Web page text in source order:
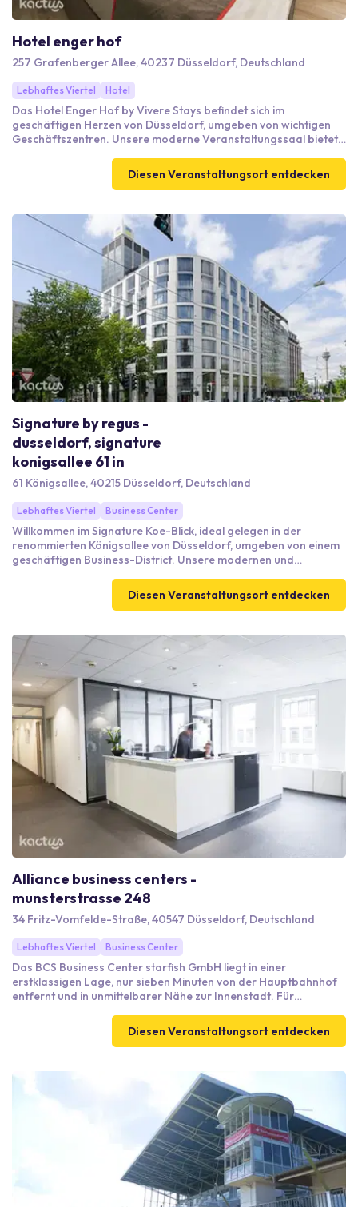
Hotel enger hof
257 Grafenberger Allee, 40237 Düsseldorf, Deutschland
Lebhaftes Viertel Hotel
Das Hotel Enger Hof by Vivere Stays befindet sich im
geschäftigen Herzen von Düsseldorf, umgeben von wichtigen
Geschäftszentren. Unsere moderne Veranstaltungssaal bietet
Firmenfeiern. Genießen Sie maßgeschneiderte Buffet- oder
Menüoptionen, die auf Ihre Bedürfnisse abgestimmt sind.
komfortable Zimmer für Ihren Aufenthalt. Die Anbindung an
öffentliche Verkehrsmittel und Parkmöglichkeiten vor Ort
garantieren eine bequeme Erreichbarkeit für alle Gäste.
Diesen Veranstaltungsort entdecken
Signature by regus -
dusseldorf, signature
konigsallee 61 in
61 Königsallee, 40215 Düsseldorf, Deutschland
Lebhaftes Viertel Business Center
Willkommen im Signature Koe-Blick, ideal gelegen in der
renommierten Königsallee von Düsseldorf, umgeben von einem
geschäftigen Business-District. Unsere modernen und
erfolgreiche Meetings und Events benötigen. Mit einem
professionellen Service-Team, hochwertiger technischer
die perfekte Atmosphäre für Ihre geschäftlichen
Anforderungen. Dank der Nähe zu wichtigen
Verkehrsanbindungen, einschließlich öffentlicher Verkehrsmittel
und Parkmöglichkeiten, sind wir leicht erreichbar.
Diesen Veranstaltungsort entdecken
Alliance business centers -
munsterstrasse 248
34 Fritz-Vomfelde-Straße, 40547 Düsseldorf, Deutschland
Lebhaftes Viertel Business Center
Das BCS Business Center starfish GmbH liegt in einer
erstklassigen Lage, nur sieben Minuten von der Hauptbahnhof
entfernt und in unmittelbarer Nähe zur Innenstadt. Für
Besprechungsräume, flexible Eventflächen und professionelle
Dienstleistungen, die Ihren Anforderungen gerecht werden.
reibungslose Verpflegung während Ihrer Veranstaltungen. Die
ausgezeichnete Erreichbarkeit durch die Nähe zur Autobahn,
zum Flughafen und zu öffentlichen Verkehrsmitteln macht es zur
idealen Wahl für Ihre nächsten geschäftlichen Anlässe.
Diesen Veranstaltungsort entdecken